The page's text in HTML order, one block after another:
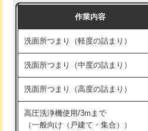
モルタル補修（厚さ10㎝まで）
モルタル補修（厚さ10㎝超え）
洗面台設置
バスタブ設置
追加人工
交換・取付（その他部品）
持込商品取付（単水栓）
持込商品取付（混合水栓）
持込商品取付（浄水器・分岐水栓）
給水管工事※（ホール加工)
給水管工事※（バンド止め)
作業内容
洗面所つまり（軽度の詰まり）
洗面所つまり（中度の詰まり）
洗面所つまり（高度の詰まり）
高圧洗浄機使用/3mまで
（一般向け（戸建て・集合））